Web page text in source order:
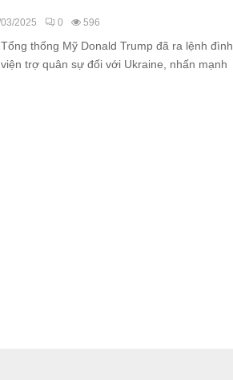
2025 0 596
thống Mỹ Donald Trump đã ra lệnh đình
trợ quân sự đối với Ukraine, nhấn mạnh